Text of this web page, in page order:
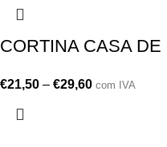
CORTINA CASA DE
€21,50 – €29,60 com IVA